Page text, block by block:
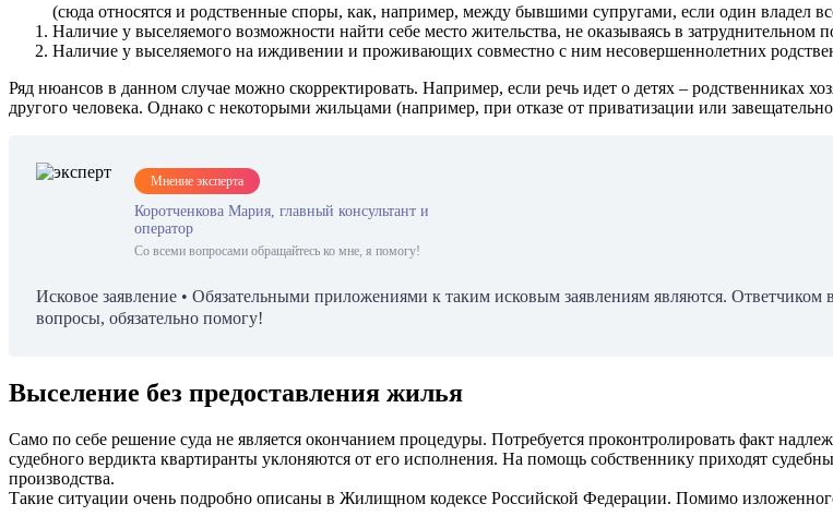
(сюда относятся и родственные споры, как, например, между бывшими супругами, если один владел
Наличие у выселяемого возможности найти себе место жительства, не оказываясь в затруднительном
Наличие у выселяемого на иждивении и проживающих совместно с ним несовершеннолетних
Ряд нюансов в данном случае можно скорректировать. Например, если речь идет о детях – родственниках
другого человека. Однако с некоторыми жильцами (например, при отказе от приватизации или
Мнение эксперта
Коротченкова Мария, главный консультант и
оператор
Со всеми вопросами обращайтесь ко мне, я помогу!
Исковое заявление • Обязательными приложениями к таким исковым заявлениям являются.
вопросы, обязательно помогу!
Выселение без предоставления жилья
Само по себе решение суда не является окончанием процедуры. Потребуется проконтролировать факт
судебного вердикта квартиранты уклоняются от его исполнения. На помощь собственнику приходят
производства.
Такие ситуации очень подробно описаны в Жилищном кодексе Российской Федерации. Помимо